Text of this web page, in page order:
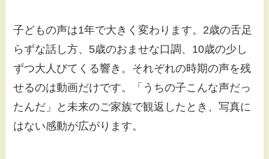
子どもの声は1年で大きく変わります。2歳の舌足
らずな話し方、5歳のおませな口調、10歳の少し
ずつ大人びてくる響き。それぞれの時期の声を残
せるのは動画だけです。「うちの子こんな声だっ
たんだ」と未来のご家族で観返したとき、写真に
はない感動が広がります。